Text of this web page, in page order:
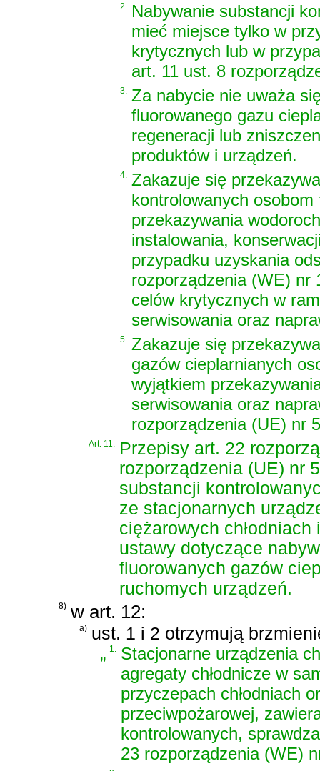
2.
Nabywanie substancji
mieć miejsce tylko w
krytycznych lub w
art. 11 ust. 8
3.
Za nabycie nie uważa
fluorowanego gazu
regeneracji lub
produktów i urządzeń.
4.
Zakazuje się
kontrolowanych
przekazywania
instalowania,
przypadku uzyskania
rozporządzenia (WE) nr
celów krytycznych w
serwisowania oraz
5.
Zakazuje się
gazów cieplarnianych
wyjątkiem
serwisowania oraz
rozporządzenia (UE) nr
Art. 11.
Przepisy art. 22
rozporządzenia (UE) nr
substancji
ze stacjonarnych
ciężarowych
ustawy dotyczące
fluorowanych gazów
ruchomych urządzeń.
8) w art. 12:
a) ust. 1 i 2 otrzymują
„1. Stacjonarne urządzenia
agregaty chłodnicze w
przyczepach chłodniach
przeciwpożarowej,
kontrolowanych,
23 rozporządzenia (WE)